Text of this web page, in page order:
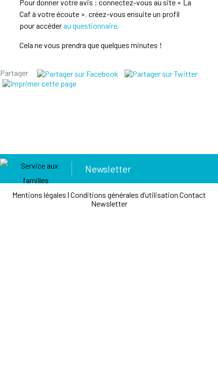
Pour donner votre avis : connectez-vous au site « La
Caf à votre écoute », créez-vous ensuite un profil
pour accéderau questionnaire.
Cela ne vous prendra que quelques minutes !
Partager
Newsletter
Mentions légales | Conditions générales d’utilisation Contact
Newsletter